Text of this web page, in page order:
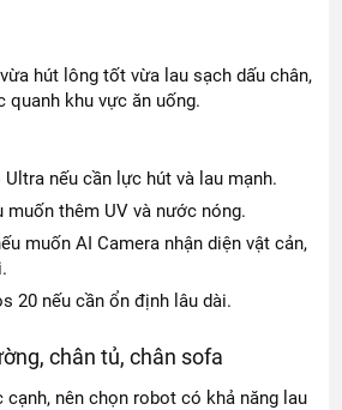
hút lông tốt vừa lau sạch dấu chân,
quanh khu vực ăn uống.
Ultra nếu cần lực hút và lau mạnh.
muốn thêm UV và nước nóng.
muốn AI Camera nhận diện vật cản,
20 nếu cần ổn định lâu dài.
chân tủ, chân sofa
cạnh, nên chọn robot có khả năng lau